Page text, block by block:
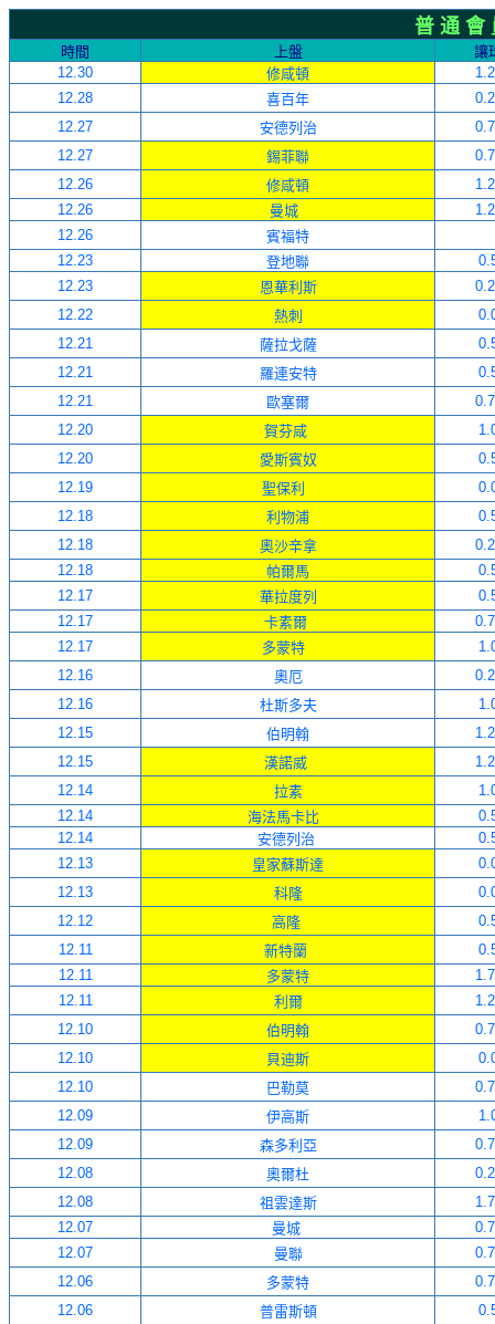
普 通 會
時間 上盤
讓
12.30 修咸頓
12.28 喜百年
12.27 安德列治
12.27 錫菲聯
12.26 修咸頓
12.26 曼城
12.26
賓福特
12.23 登地聯
12.23 恩華利斯
12.22 熱刺
12.21 薩拉戈薩
12.21 羅連安特
12.21 歐塞爾
12.20 賀芬咸
12.20 愛斯賓奴
12.19 聖保利
12.18 利物浦
12.18 奧沙辛拿
12.18 帕爾馬
12.17 華拉度列
12.17 卡素爾
12.17 多蒙特
12.16 奧厄
12.16 杜斯多夫
12.15 伯明翰
12.15 漢諾威
12.14 拉素
12.14 海法馬卡比
12.14 安德列治
12.13 皇家蘇斯達
12.13 科隆
12.12 高隆
12.11 新特蘭
12.11 多蒙特
12.11 利爾
12.10 伯明翰
12.10 貝迪斯
12.10 巴勒莫
12.09 伊高斯
12.09 森多利亞
12.08 奧爾杜
12.08 祖雲達斯
12.07 曼城
12.07 曼聯
12.06 多蒙特
12.06 普雷斯頓